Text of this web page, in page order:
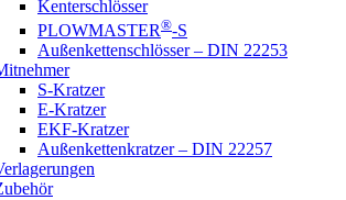
Kenterschlösser
PLOWMASTER®-S
Außenkettenschlösser – DIN 22253
S-Kratzer
E-Kratzer
EKF-Kratzer
Außenkettenkratzer – DIN 22257